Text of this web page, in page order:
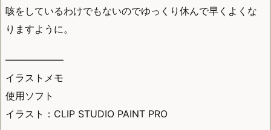
咳をしているわけでもないのでゆっくり休んで早くよくな
りますように。
——————
イラストメモ
使用ソフト
イラスト：CLIP STUDIO PAINT PRO